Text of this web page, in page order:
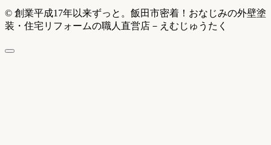
© 創業平成17年以来ずっと。飯田市密着！おなじみの外壁塗
装・住宅リフォームの職人直営店－えむじゅうたく